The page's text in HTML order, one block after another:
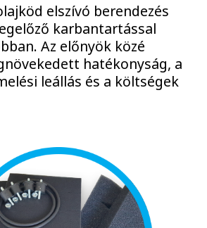
elszívó berendezés
karbantartással
Az előnyök közé
hatékonyság, a
leállás és a költségek